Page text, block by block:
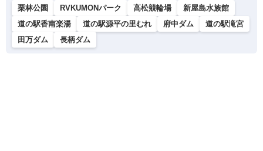
栗林公園 RVKUMONパーク 高松競輪場
新屋島水族館
道の駅香南楽湯
道の駅源平の里むれ 府中ダム
道の駅滝宮
田万ダム
長柄ダム